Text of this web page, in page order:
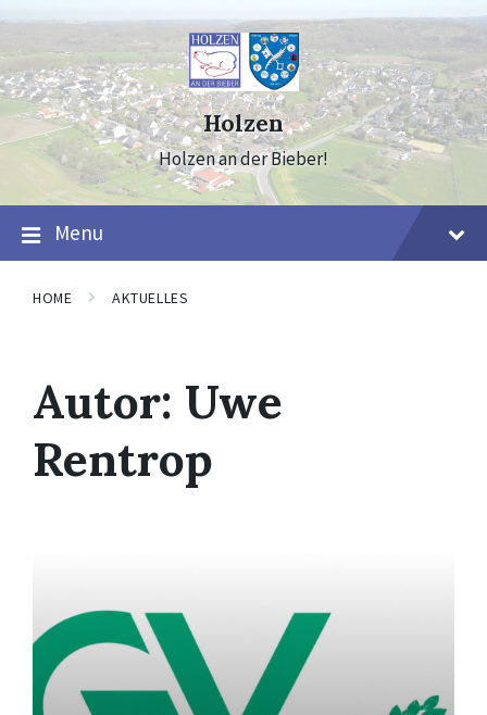
to
content
to
navigation
to
footer
Holzen
Holzen an der Bieber!
Menu
HOME AKTUELLES
Autor: Uwe
Rentrop